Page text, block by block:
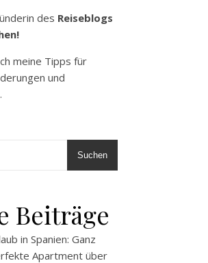
des Reiseblogs
meine Tipps für
und
Suchen
Beiträge
in Spanien: Ganz
Apartment über